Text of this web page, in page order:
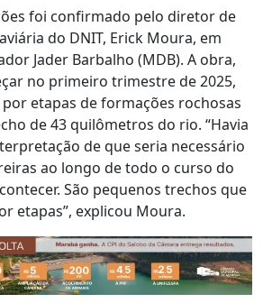
foi confirmado pelo diretor de
do DNIT, Erick Moura, em
Jader Barbalho (MDB). A obra,
no primeiro trimestre de 2025,
etapas de formações rochosas
de 43 quilômetros do rio. “Havia
de que seria necessário
ao longo de todo o curso do
São pequenos trechos que
etapas”, explicou Moura.